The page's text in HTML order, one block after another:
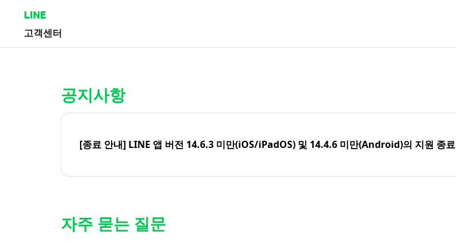
LINE
고객센터
공지사항
[종료 안내] LINE 앱 버전 14.6.3 미만(iOS/iPadOS) 및 14.4.6 미만(Android)의 지원 종료
자주 묻는 질문